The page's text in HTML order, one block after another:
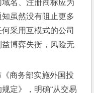
名、注册商标应为
虽然没有阻止更多
采用互模式的公司
博弈失衡，风险无
商务部实施外国投
定》，明确“从交易